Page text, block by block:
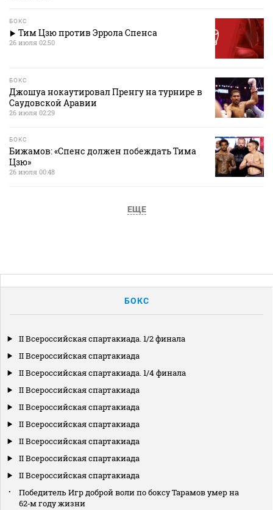
БОКС
Тим Цзю против Эррола Спенса
26 июля 02:50
БОКС
Джошуа нокаутировал Пренгу на турнире в
Саудовской Аравии
26 июля 02:29
БОКС
Бижамов: «Спенс должен побеждать Тима
Цзю»
26 июля 00:48
ЕЩЕ
БОКС
II Всероссийская спартакиада. 1/2 финала
II Всероссийская спартакиада
II Всероссийская спартакиада. 1/4 финала
II Всероссийская спартакиада
II Всероссийская спартакиада
II Всероссийская спартакиада
II Всероссийская спартакиада
II Всероссийская спартакиада
II Всероссийская спартакиада
Победитель Игр доброй воли по боксу Тарамов умер на
62‑м году жизни